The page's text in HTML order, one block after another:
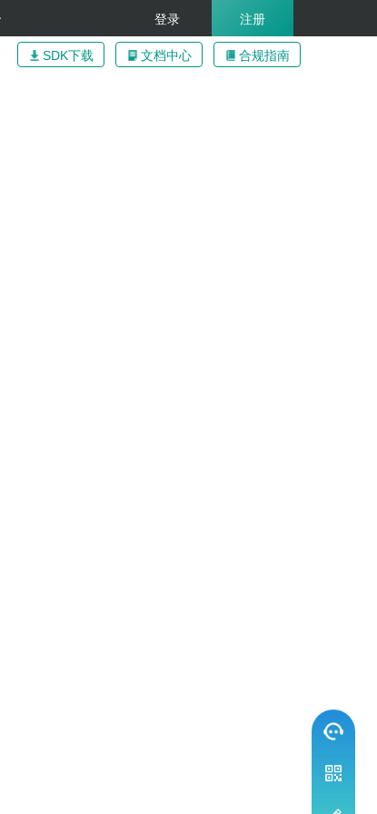
登录 注册
SDK下载 文档中心 合规指南